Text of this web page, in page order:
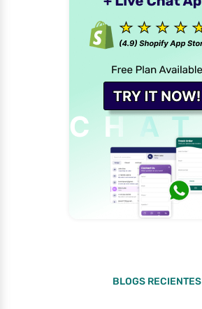
BLOGS RECIENTES